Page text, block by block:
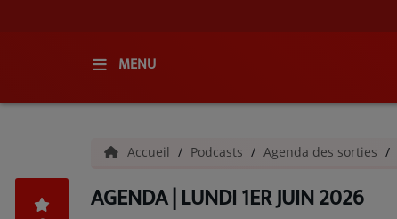
MENU
QUI SOMMES-NOUS ?
Accueil Podcasts Agenda des sorties
AGENDA | LUNDI 1ER JUIN 2026